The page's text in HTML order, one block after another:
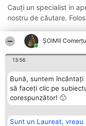
ȘOIMII
13:56
Bună, suntem încântați
să faceți clic pe
corespunzător! 🙂
Sunt un Laureat, vreau
Cauți un specialist in
nostru de căutare.
Organizator Ranking